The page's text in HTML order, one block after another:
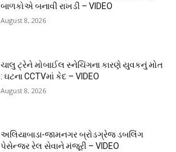
બાળકોએ બનાવી રાખડી – VIDEO
August 8, 2026
ચાલુ ટ્રેને મોબાઈલ સ્નેચિંગના કારણે યુવકનું મોત
: ઘટના CCTVમાં કેદ – VIDEO
August 8, 2026
અલિયાબાડા-જામનગર બ્રોડગ્રેજ ડબલિંગ
પેસેન્જર રેલ સેવાને મંજૂરી – VIDEO